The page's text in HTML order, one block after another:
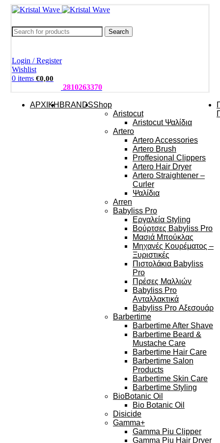
Search
Login / Register
Wishlist
0 items €0,00
2810263370
ΑΡΧΙΚΗ BRANDSShop
Aristocut
Aristocut Ψαλίδια
Artero
Artero Accessories
Artero Brush
Proffesional Clippers
Artero Hair Dryer
Artero Straightener –
Curler
Ψαλίδια
Arren
Babyliss Pro
Εργαλεία Styling
Βούρτσες Babyliss Pro
Μασιά Μπούκλας
Μηχανές Κουρέματος –
Ξυριστικές
Πιστολάκια Babyliss
Pro
Πρέσες Μαλλιών
Babyliss Pro
Ανταλλακτικά
Babyliss Pro Αξεσουάρ
Barbertime
Barbertime After Shave
Barbertime Beard &
Mustache Care
Barbertime Hair Care
Barbertime Salon
Products
Barbertime Skin Care
Barbertime Styling
BioBotanic Oil
Bio Botanic Oil
Disicide
Gamma+
Gamma Piu Clipper
Gamma Piu Hair Dryer